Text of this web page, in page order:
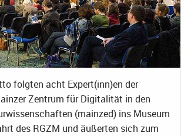
folgten acht Expert(inn)en der
Zentrum für Digitalität in den
(mainzed) ins Museum
des RGZM und äußerten sich zum